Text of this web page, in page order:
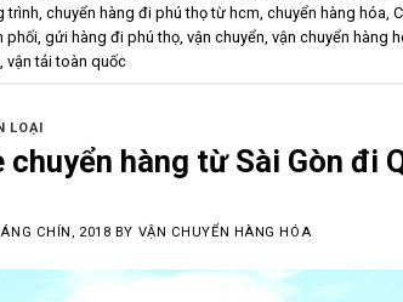
trình chuyển hàng đi phú thọ từ hcm chuyển hàng hóa
phối gửi hàng đi phú thọ vận chuyển vận chuyển hàng
vận tải toàn quốc
LOẠI
chuyển hàng từ Sài Gòn đi
CHÍN, 2018 BY VẬN CHUYỂN HÀNG HÓA